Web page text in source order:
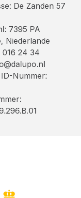
De Zanden 57
7395 PA
Niederlande
016 24 34
Nummer: